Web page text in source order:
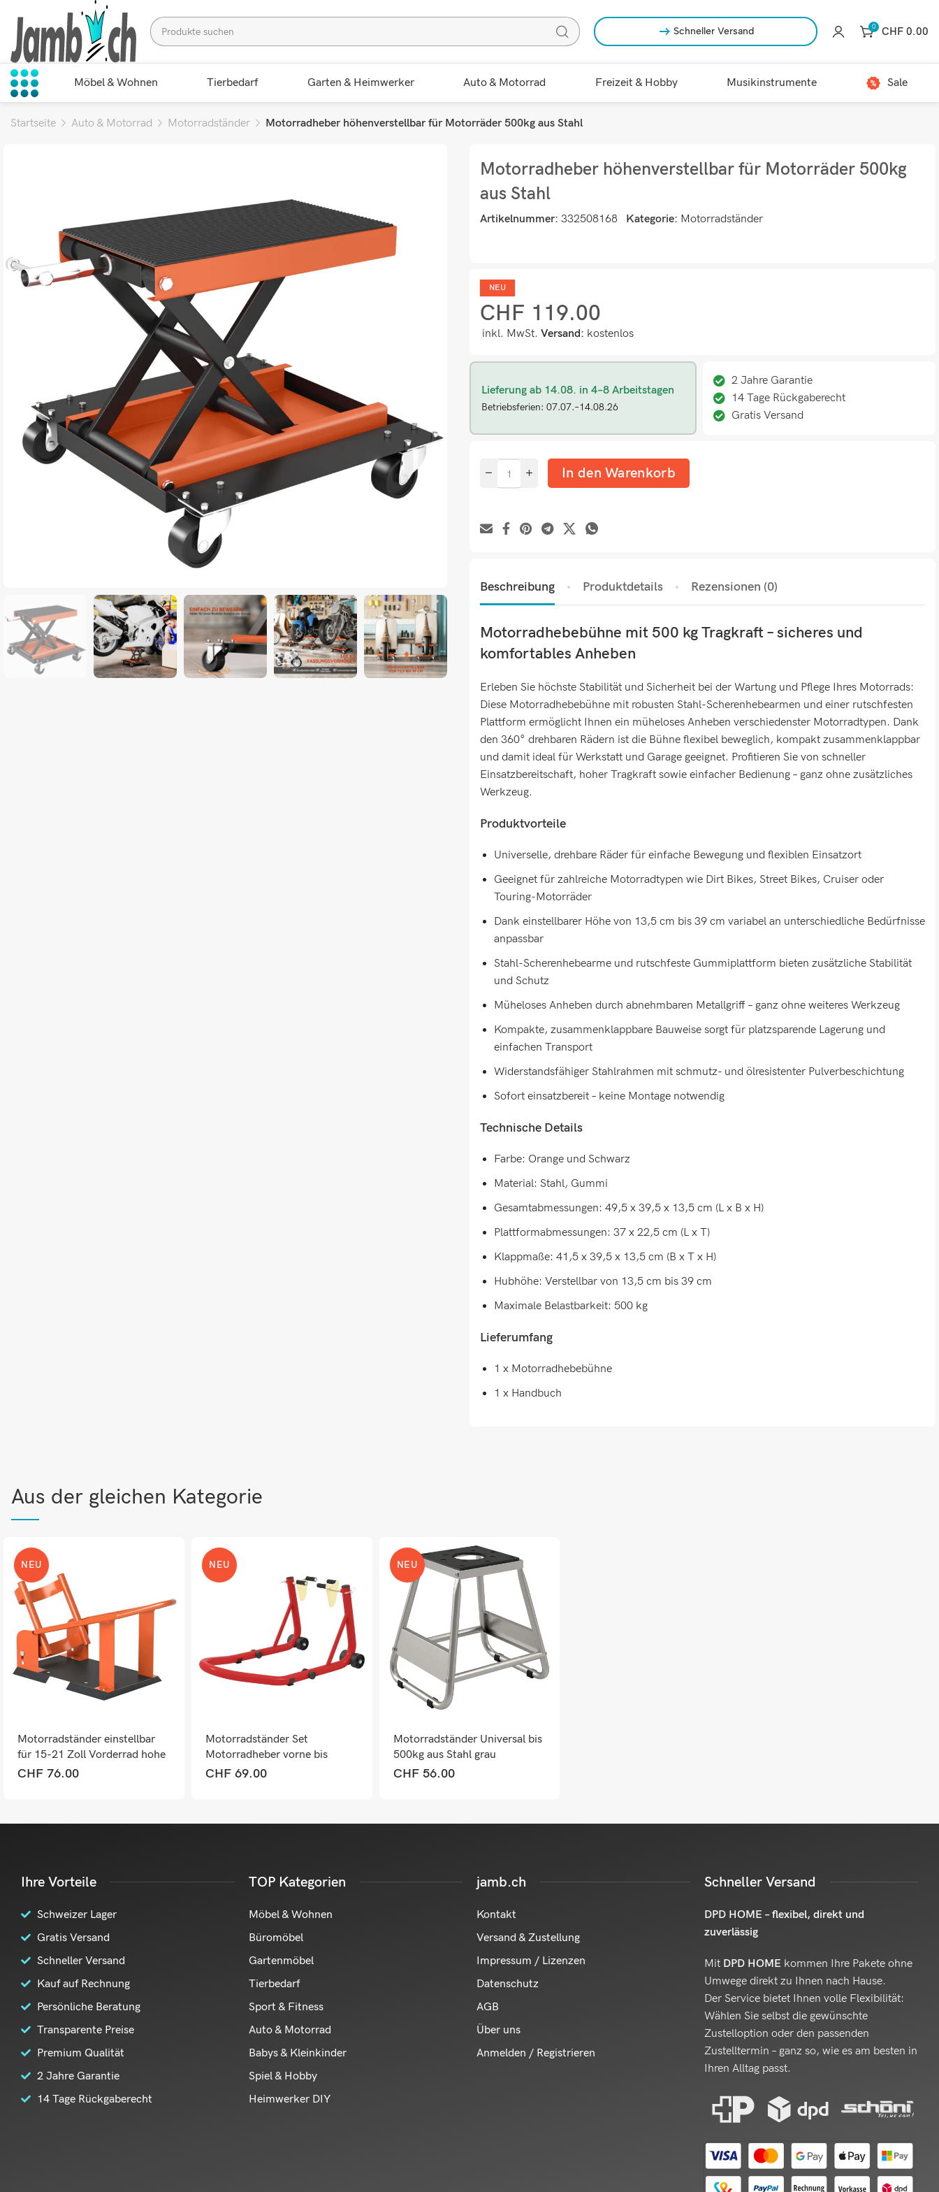
Schneller Versand 0 CHF 0.00
Möbel & Wohnen Tierbedarf Garten & Heimwerker Auto & Motorrad Freizeit & Hobby Musikinstrumente Sale
Startseite Auto & Motorrad Motorradständer Motorradheber höhenverstellbar für Motorräder 500kg aus Stahl
Motorradheber höhenverstellbar für Motorräder 500kg
aus Stahl
Artikelnummer: 332508168 Kategorie: Motorradständer
NEU
CHF 119.00
inkl. MwSt. Versand: kostenlos
Lieferung ab 14.08. in 4–8 Arbeitstagen
Betriebsferien: 07.07.–14.08.26
2 Jahre Garantie
14 Tage Rückgaberecht
Gratis Versand
In den Warenkorb
Beschreibung Produktdetails Rezensionen (0)
Motorradhebebühne mit 500 kg Tragkraft – sicheres und
komfortables Anheben
Erleben Sie höchste Stabilität und Sicherheit bei der Wartung und Pflege Ihres Motorrads:
Diese Motorradhebebühne mit robusten Stahl-Scherenhebearmen und einer rutschfesten
Plattform ermöglicht Ihnen ein müheloses Anheben verschiedenster Motorradtypen. Dank
den 360° drehbaren Rädern ist die Bühne flexibel beweglich, kompakt zusammenklappbar
und damit ideal für Werkstatt und Garage geeignet. Profitieren Sie von schneller
Einsatzbereitschaft, hoher Tragkraft sowie einfacher Bedienung – ganz ohne zusätzliches
Werkzeug.
Produktvorteile
Universelle, drehbare Räder für einfache Bewegung und flexiblen Einsatzort
Geeignet für zahlreiche Motorradtypen wie Dirt Bikes, Street Bikes, Cruiser oder
Touring-Motorräder
Dank einstellbarer Höhe von 13,5 cm bis 39 cm variabel an unterschiedliche Bedürfnisse
anpassbar
Stahl-Scherenhebearme und rutschfeste Gummiplattform bieten zusätzliche Stabilität
und Schutz
Müheloses Anheben durch abnehmbaren Metallgriff – ganz ohne weiteres Werkzeug
Kompakte, zusammenklappbare Bauweise sorgt für platzsparende Lagerung und
einfachen Transport
Widerstandsfähiger Stahlrahmen mit schmutz- und ölresistenter Pulverbeschichtung
Sofort einsatzbereit – keine Montage notwendig
Technische Details
Farbe: Orange und Schwarz
Material: Stahl, Gummi
Gesamtabmessungen: 49,5 x 39,5 x 13,5 cm (L x B x H)
Plattformabmessungen: 37 x 22,5 cm (L x T)
Klappmaße: 41,5 x 39,5 x 13,5 cm (B x T x H)
Hubhöhe: Verstellbar von 13,5 cm bis 39 cm
Maximale Belastbarkeit: 500 kg
Lieferumfang
1 x Motorradhebebühne
1 x Handbuch
Aus der gleichen Kategorie
NEU
Motorradständer einstellbar
für 15-21 Zoll Vorderrad hohe
Tragkraft
CHF 76.00
NEU
Motorradständer Set
Motorradheber vorne bis
544kg Stahl
CHF69.00
NEU
Motorradständer Universal bis
500kg aus Stahl grau
CHF56.00
Ihre Vorteile
Schweizer Lager
Gratis Versand
Schneller Versand
Kauf auf Rechnung
Persönliche Beratung
Transparente Preise
Premium Qualität
2 Jahre Garantie
14 Tage Rückgaberecht
TOP Kategorien
Möbel & Wohnen
Büromöbel
Gartenmöbel
Tierbedarf
Sport & Fitness
Auto & Motorrad
Babys & Kleinkinder
Spiel & Hobby
Heimwerker DIY
jamb.ch
Kontakt
Versand & Zustellung
Impressum / Lizenzen
Datenschutz
AGB
Über uns
Anmelden / Registrieren
Schneller Versand
DPD HOME – flexibel, direkt und
zuverlässig
Mit DPD HOME kommen Ihre Pakete ohne
Umwege direkt zu Ihnen nach Hause.
Der Service bietet Ihnen volle Flexibilität:
Wählen Sie selbst die gewünschte
Zustelloption oder den passenden
Zustelltermin – ganz so, wie es am besten in
Ihren Alltag passt.